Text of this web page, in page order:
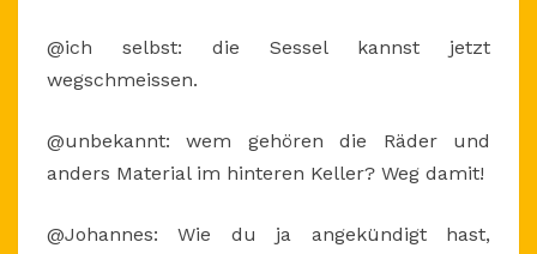
@ich selbst: die Sessel kannst jetzt
wegschmeissen.
@unbekannt: wem gehören die Räder und
anders Material im hinteren Keller? Weg damit!
@Johannes: Wie du ja angekündigt hast,